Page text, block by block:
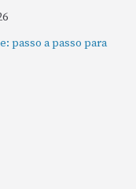
passo a passo para